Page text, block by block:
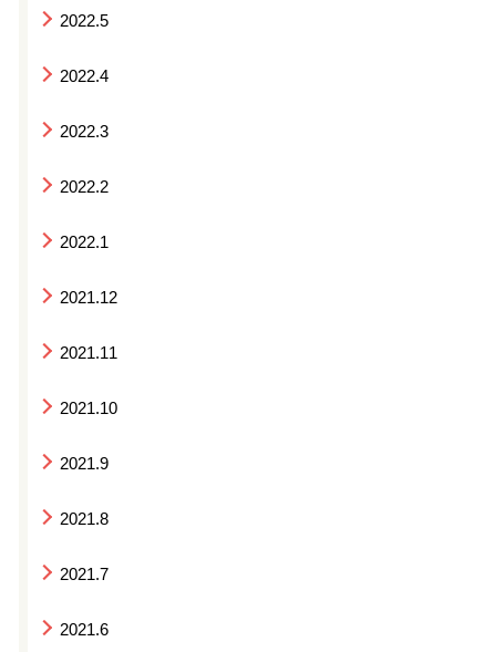
2022.5
2022.4
2022.3
2022.2
2022.1
2021.12
2021.11
2021.10
2021.9
2021.8
2021.7
2021.6